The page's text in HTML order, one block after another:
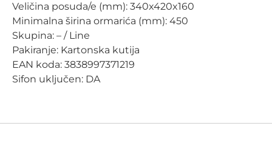
Veličina posuda/e (mm): 340x420x160
Minimalna širina ormarića (mm): 450
Skupina: – / Line
Pakiranje: Kartonska kutija
EAN koda: 3838997371219
Sifon uključen: DA